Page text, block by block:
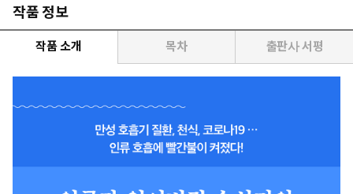
작품 정보
작품 소개 목차 출판사 서평